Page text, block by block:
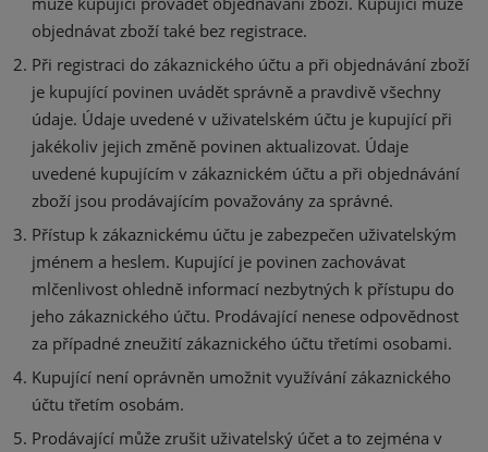
objednávat zboží také bez registrace.
Při registraci do zákaznického účtu a při objednávání zboží
je kupující povinen uvádět správně a pravdivě všechny
údaje. Údaje uvedené v uživatelském účtu je kupující při
jakékoliv jejich změně povinen aktualizovat. Údaje
uvedené kupujícím v zákaznickém účtu a při objednávání
zboží jsou prodávajícím považovány za správné.
Přístup k zákaznickému účtu je zabezpečen uživatelským
jménem a heslem. Kupující je povinen zachovávat
mlčenlivost ohledně informací nezbytných k přístupu do
jeho zákaznického účtu. Prodávající nenese odpovědnost
za případné zneužití zákaznického účtu třetími osobami.
Kupující není oprávněn umožnit využívání zákaznického
účtu třetím osobám.
Prodávající může zrušit uživatelský účet a to zejména v